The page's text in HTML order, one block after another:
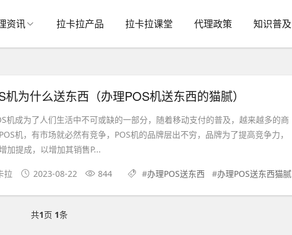
资讯 拉卡拉产品 拉卡拉课堂 代理政策 知识普及
机为什么送东西（办理POS机送东西的猫腻）
成为了人们生活中不可或缺的一部分，随着移动支付的普及，越来越多的商
机，有市场就必然有竞争，POS机的品牌层出不穷，品牌为了提高竞争力，
加提成，以增加其销售P...
拉 2023-08-22 844 #办理POS送东西 #办理POS送东西猫腻
共1页 1条